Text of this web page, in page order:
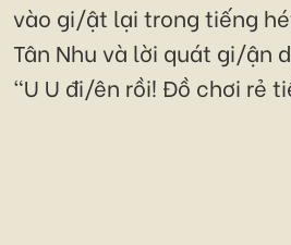
vào gi/ật lại trong tiếng
Tân Nhu và lời quát gi/ận
"U U đi/ên rồi! Đồ chơi rẻ